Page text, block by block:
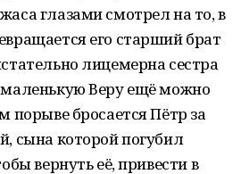
глазами смотрел на то, в
его старший брат
лицемерна сестра
Веру ещё можно
порыве бросается Пётр за
сына которой погубил
вернуть её, привести в